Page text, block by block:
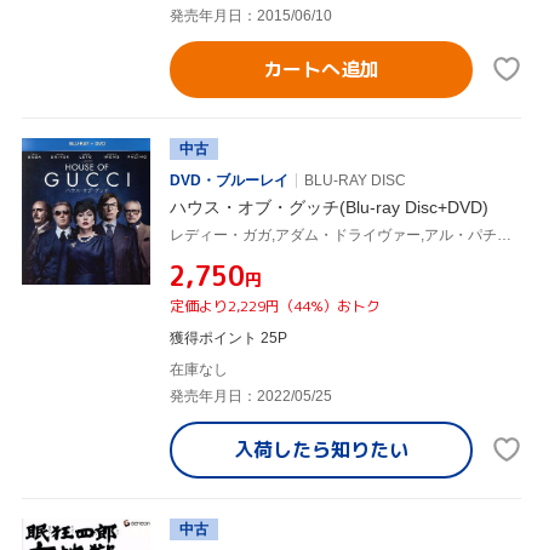
発売年月日：2015/06/10
カートへ追加
中古
DVD・ブルーレイ
BLU-RAY DISC
ハウス・オブ・グッチ(Blu-ray Disc+DVD)
¥2,750円
定価より2,229円（44%）おトク
獲得ポイント 25P
在庫なし
発売年月日：2022/05/25
入荷したら知りたい
中古